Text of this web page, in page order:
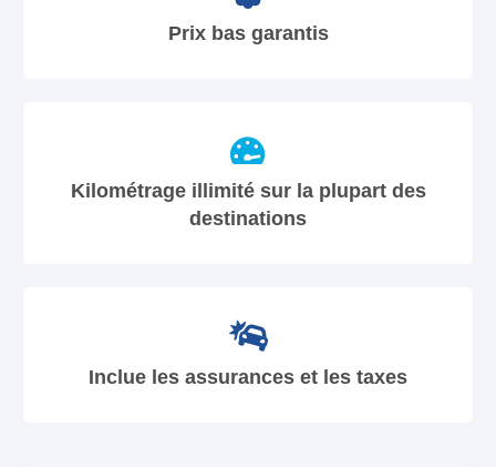
Prix bas garantis
Kilométrage illimité sur la plupart des
destinations
Inclue les assurances et les taxes